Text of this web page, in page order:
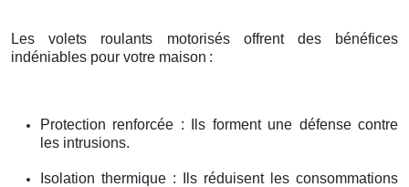
Les volets roulants motorisés offrent des bénéfices
indéniables pour votre maison :
Protection renforcée : Ils forment une défense contre
les intrusions.
Isolation thermique : Ils réduisent les consommations